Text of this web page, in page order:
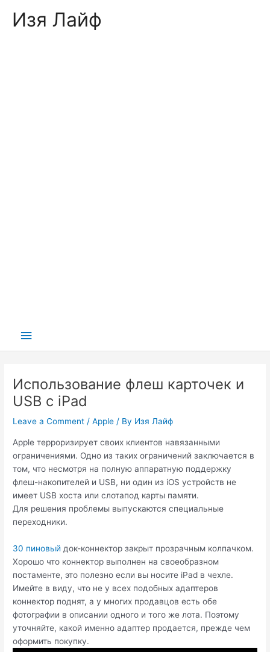
Изя Лайф
Main
Использование флеш карточек и
USB с iPad
Leave a Comment /Apple / By Изя Лайф
Apple терроризирует своих клиентов навязанными
ограничениями. Одно из таких ограничений заключается в
том, что несмотря на полную аппаратную поддержку
флеш-накопителей и USB, ни один из iOS устройств не
имеет USB хоста или слотапод карты памяти.
Для решения проблемы выпускаются специальные
переходники.
30 пиновый док-коннектор закрыт прозрачным колпачком.
Хорошо что коннектор выполнен на своеобразном
постаменте, это полезно если вы носите iPad в чехле.
Имейте в виду, что не у всех подобных адаптеров
коннектор поднят, а у многих продавцов есть обе
фотографии в описании одного и того же лота. Поэтому
уточняйте, какой именно адаптер продается, прежде чем
оформить покупку.